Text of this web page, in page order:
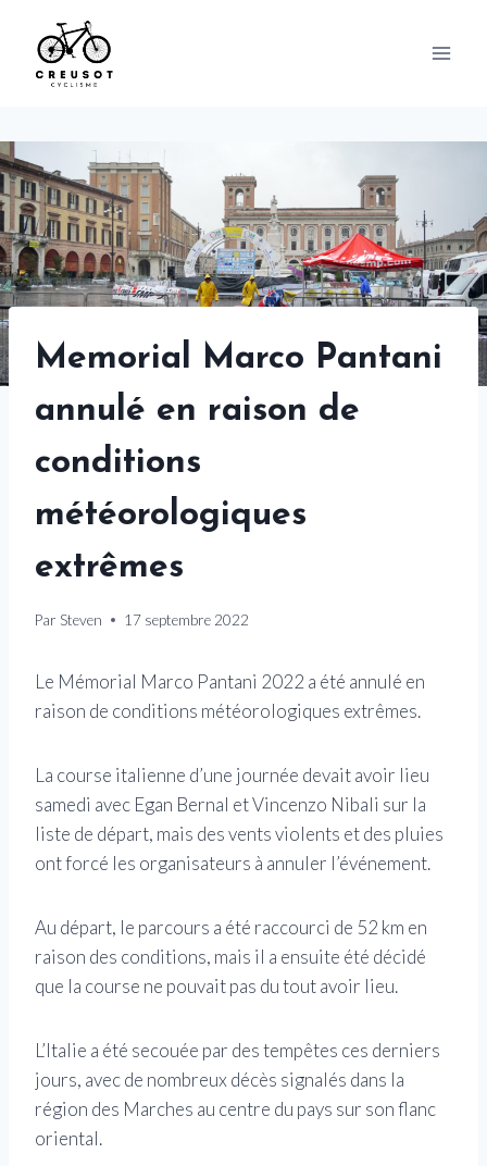
content
Memorial Marco Pantani
annulé en raison de
conditions
météorologiques
extrêmes
Par Steven 17 septembre 2022
Le Mémorial Marco Pantani 2022 a été annulé en
raison de conditions météorologiques extrêmes.
La course italienne d’une journée devait avoir lieu
samedi avec Egan Bernal et Vincenzo Nibali sur la
liste de départ, mais des vents violents et des pluies
ont forcé les organisateurs à annuler l’événement.
Au départ, le parcours a été raccourci de 52 km en
raison des conditions, mais il a ensuite été décidé
que la course ne pouvait pas du tout avoir lieu.
L’Italie a été secouée par des tempêtes ces derniers
jours, avec de nombreux décès signalés dans la
région des Marches au centre du pays sur son flanc
oriental.